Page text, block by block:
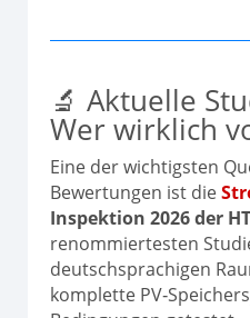
🔬 Aktuelle
Wer wirklich
Eine der wichtigsten
Bewertungen ist die
Inspektion 2026 der
renommiertesten
deutschsprachigen
komplette